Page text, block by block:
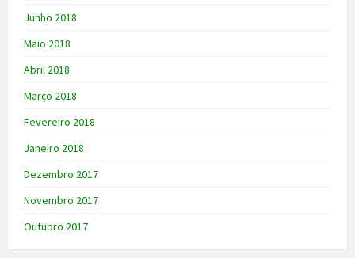
Junho 2018
Maio 2018
Abril 2018
Março 2018
Fevereiro 2018
Janeiro 2018
Dezembro 2017
Novembro 2017
Outubro 2017